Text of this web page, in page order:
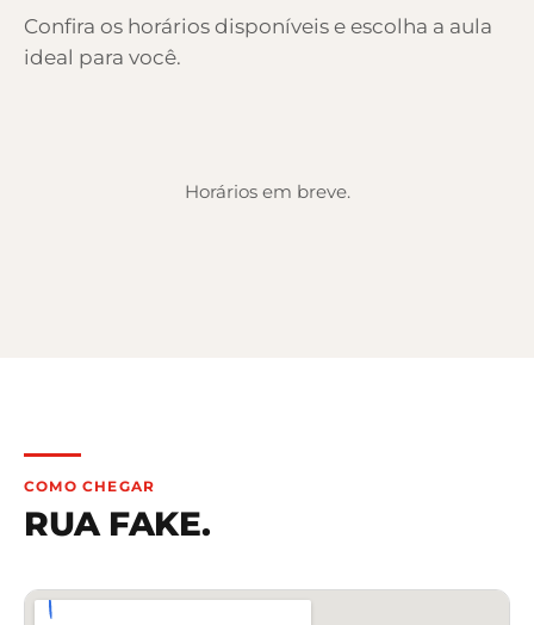
Confira os horários disponíveis e escolha a aula
ideal para você.
Horários em breve.
COMO CHEGAR
RUA FAKE.